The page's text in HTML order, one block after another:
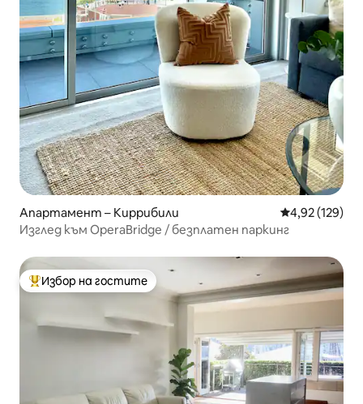
Апартамент – Киррибили Средна
4,92 (129)
Изглед към OperaBridge / безплатен паркинг
Най-популярен избор на гостите
Избор на гостите